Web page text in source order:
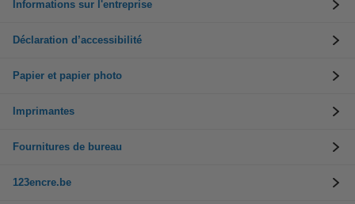
Informations sur l'entreprise
Déclaration d’accessibilité
Papier et papier photo
Imprimantes
Fournitures de bureau
123encre.be